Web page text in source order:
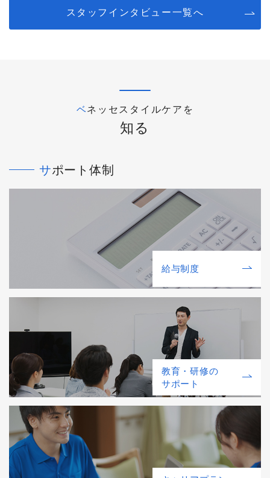
スタッフインタビュー一覧へ
ベネッセスタイルケアを
知る
サポート体制
給与制度
教育・研修の
サポート